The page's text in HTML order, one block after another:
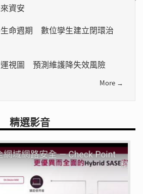
資安
命週期 數位孿生建立閉環治
視圖 預測維護降失效風險
More →
精選影音